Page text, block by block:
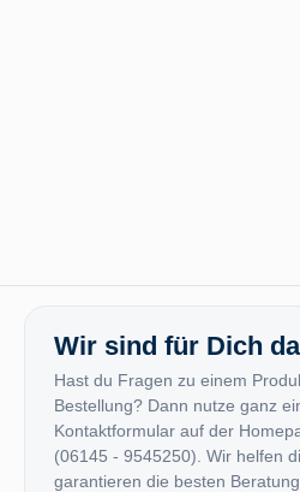
Wir sind für Dich da
Hast du Fragen zu einem
Bestellung? Dann nutze ganz
Kontaktformular auf der
(06145 - 9545250). Wir helfen
garantieren die besten Beratung.